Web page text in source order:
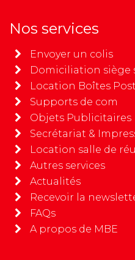
Nos services
Envoyer un colis
Domiciliation siège
Location Boîtes
Supports de com
Objets Publicitaires
Secrétariat &
Location salle de
Autres services
Actualités
Recevoir la
FAQs
A propos de MBE